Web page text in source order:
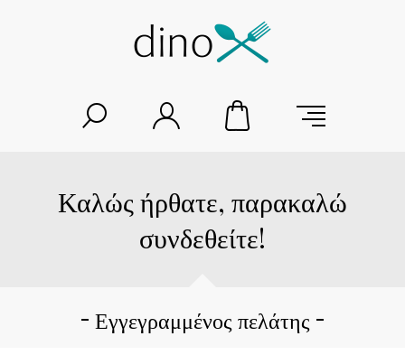
Καλώς ήρθατε, παρακαλώ
συνδεθείτε!
Εγγεγραμμένος πελάτης